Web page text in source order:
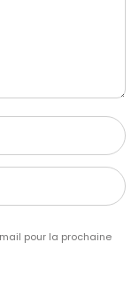
pour la prochaine